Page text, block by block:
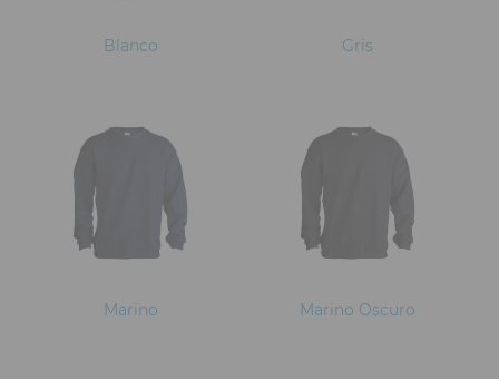
Blanco Gris
Marino Marino Oscuro